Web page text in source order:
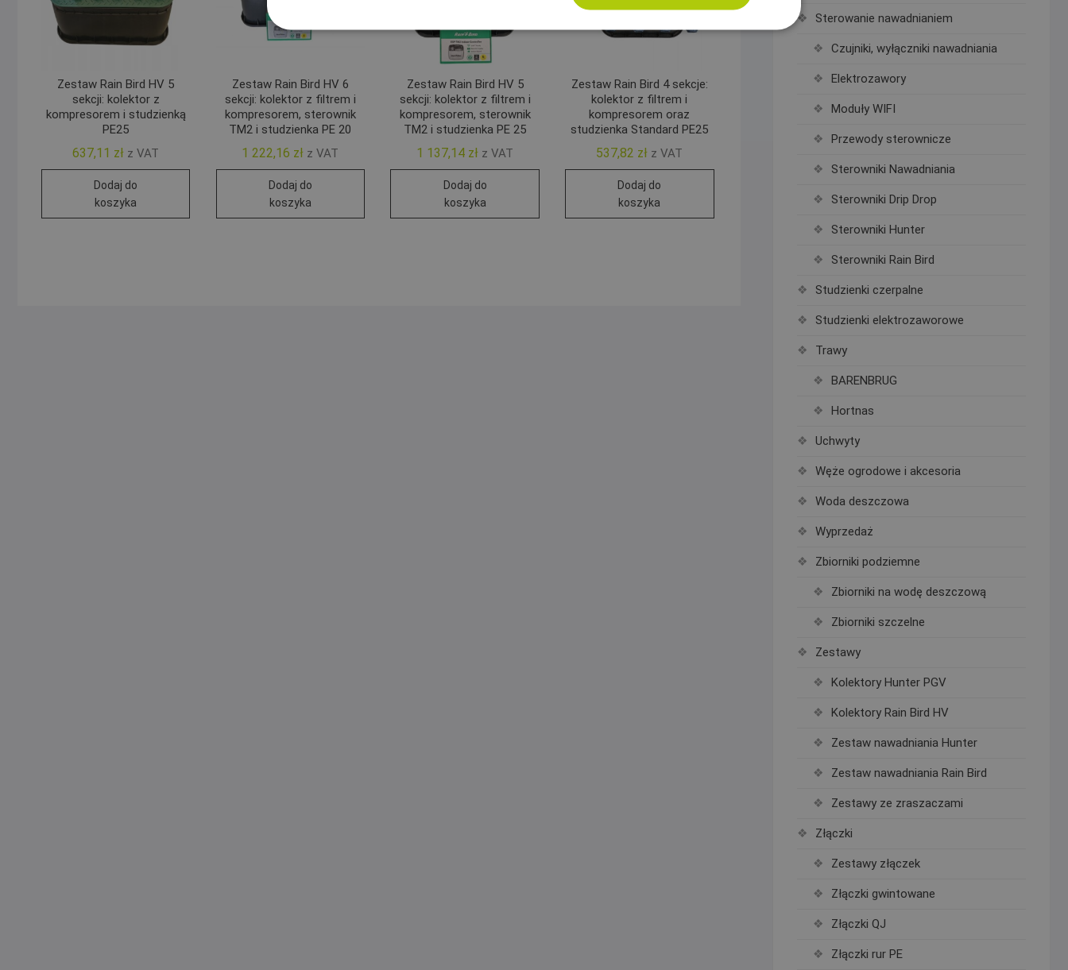
Zestaw Rain Bird HV 5
sekcji: kolektor z
kompresorem i studzienką
PE25
637,11 zł z VAT
Dodaj do
koszyka
Zestaw Rain Bird HV 6
sekcji: kolektor z filtrem i
kompresorem, sterownik
TM2 i studzienka PE 20
1 222,16 zł z VAT
Dodaj do
koszyka
Zestaw Rain Bird HV 5
sekcji: kolektor z filtrem i
kompresorem, sterownik
TM2 i studzienka PE 25
1 137,14 zł z VAT
Dodaj do
koszyka
Zestaw Rain Bird 4 sekcje:
kolektor z filtrem i
kompresorem oraz
studzienka Standard PE25
537,82 zł z VAT
Dodaj do
koszyka
Sterowanie nawadnianiem
Czujniki, wyłączniki nawadniania
Elektrozawory
Moduły WIFI
Przewody sterownicze
Sterowniki Nawadniania
Sterowniki Drip Drop
Sterowniki Hunter
Sterowniki Rain Bird
Studzienki czerpalne
Studzienki elektrozaworowe
Trawy
BARENBRUG
Hortnas
Uchwyty
Węże ogrodowe i akcesoria
Woda deszczowa
Wyprzedaż
Zbiorniki podziemne
Zbiorniki na wodę deszczową
Zbiorniki szczelne
Zestawy
Kolektory Hunter PGV
Kolektory Rain Bird HV
Zestaw nawadniania Hunter
Zestaw nawadniania Rain Bird
Zestawy ze zraszaczami
Złączki
Zestawy złączek
Złączki gwintowane
Złączki QJ
Złączki rur PE